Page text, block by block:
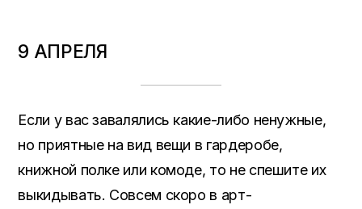
9 АПРЕЛЯ
Если у вас завалялись какие-либо ненужные,
но приятные на вид вещи в гардеробе,
книжной полке или комоде, то не спешите их
выкидывать. Совсем скоро в арт-